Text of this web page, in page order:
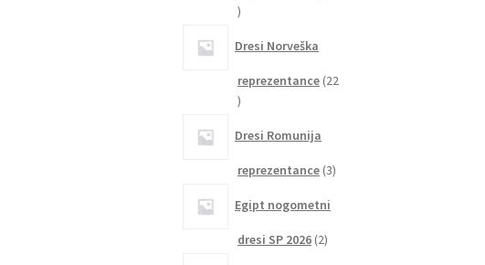
27
Dresi Norveška
reprezentance 22
22
Dresi Romunija
reprezentance 33
Egipt nogometni
dresi SP 2026 22